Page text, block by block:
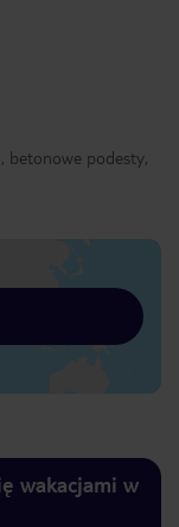
betonowe podesty,
wakacjami w